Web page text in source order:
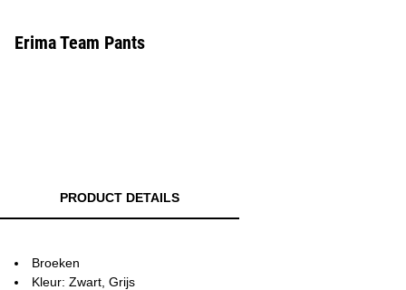
Erima Team Pants
PRODUCT DETAILS
Broeken
Kleur: Zwart, Grijs